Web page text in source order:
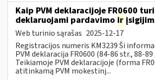
Kaip PVM deklaracijoje FR0600
deklaruojami pardavimo ir
Web turinio sąrašas 2025-12-17
Registracijos numeris KM3239 Ši
PVM deklaracija FR0600 (84-86 str., 88-
Teikiamoje PVM deklaracijoje (forma
atitinkamą PVM mokestinį...